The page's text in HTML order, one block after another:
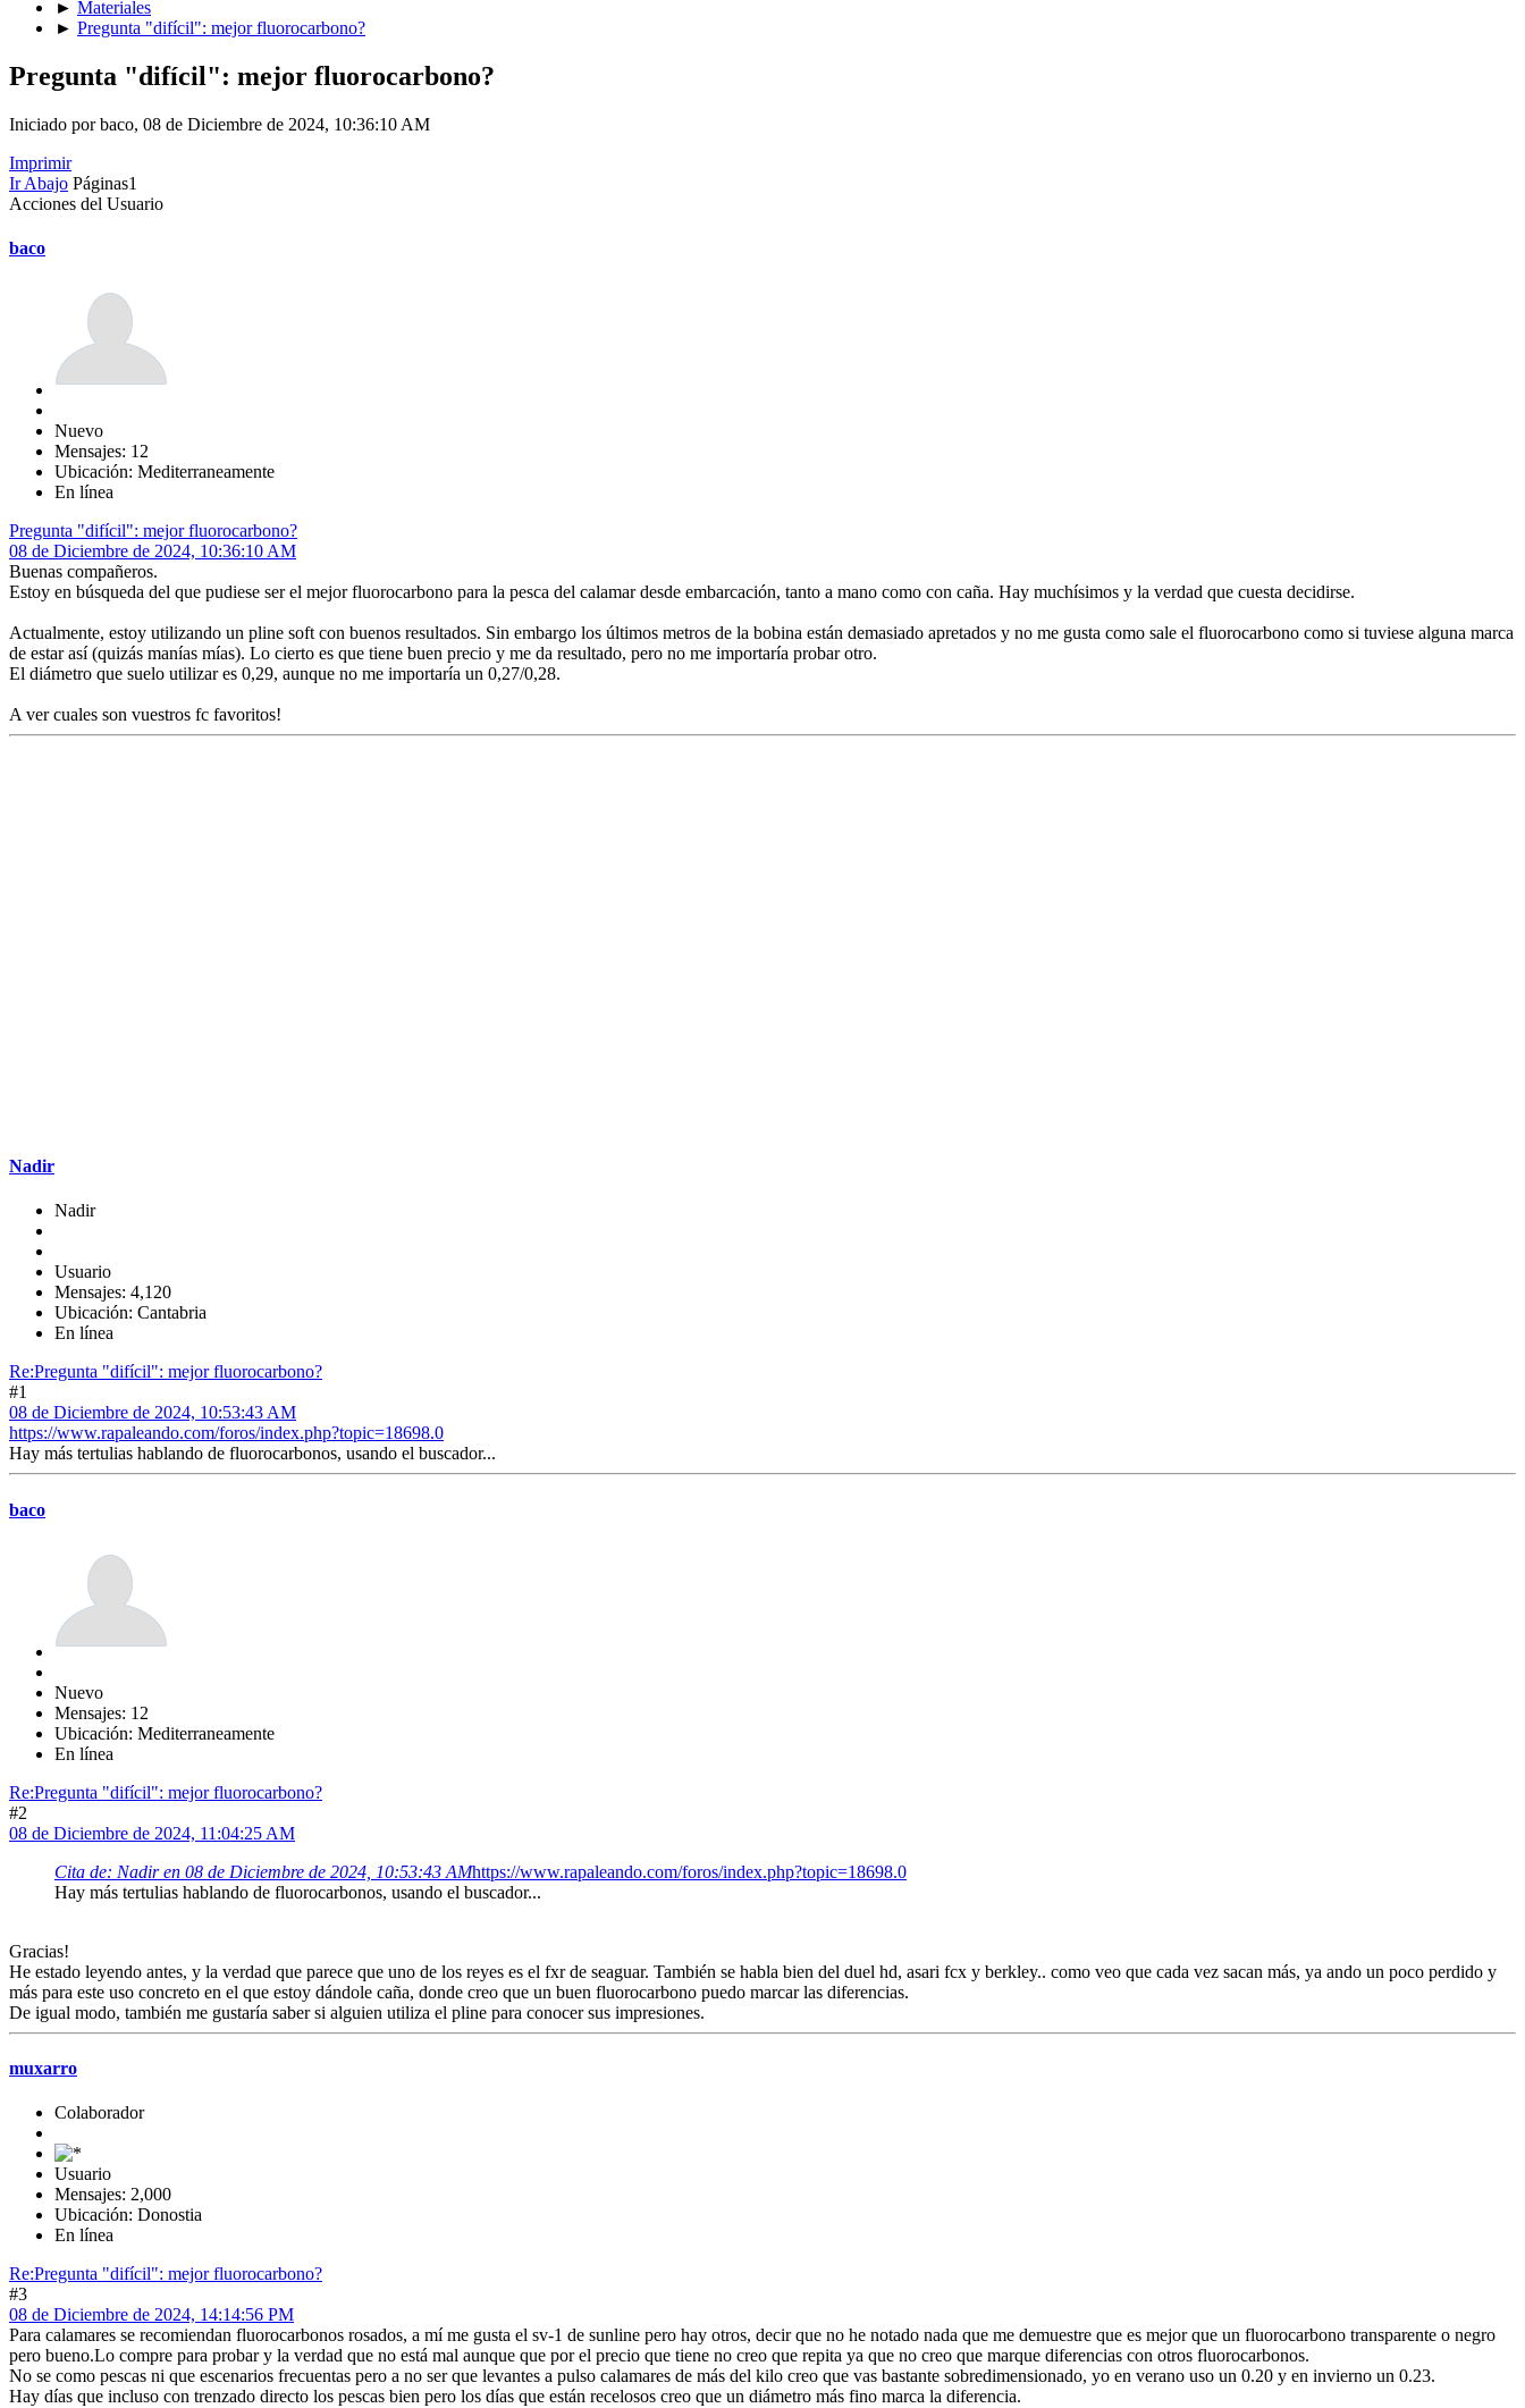
► Materiales
► Pregunta "difícil": mejor fluorocarbono?
Pregunta "difícil": mejor fluorocarbono?
Iniciado por baco, 08 de Diciembre de 2024, 10:36:10 AM
Imprimir
Ir Abajo Páginas1
Acciones del Usuario
baco
Nuevo
Mensajes: 12
Ubicación: Mediterraneamente
En línea
Pregunta "difícil": mejor fluorocarbono?
08 de Diciembre de 2024, 10:36:10 AM
Buenas compañeros.
Estoy en búsqueda del que pudiese ser el mejor fluorocarbono para la pesca del calamar desde embarcación, tanto a mano como con caña. Hay muchísimos y la verdad que cuesta decidirse.
Actualmente, estoy utilizando un pline soft con buenos resultados. Sin embargo los últimos metros de la bobina están demasiado apretados y no me gusta como sale el fluorocarbono como si tuviese alguna marca
de estar así (quizás manías mías). Lo cierto es que tiene buen precio y me da resultado, pero no me importaría probar otro.
El diámetro que suelo utilizar es 0,29, aunque no me importaría un 0,27/0,28.
A ver cuales son vuestros fc favoritos!
Nadir
Nadir
Usuario
Mensajes: 4,120
Ubicación: Cantabria
En línea
Re:Pregunta "difícil": mejor fluorocarbono?
#1
08 de Diciembre de 2024, 10:53:43 AM
https://www.rapaleando.com/foros/index.php?topic=18698.0
Hay más tertulias hablando de fluorocarbonos, usando el buscador...
baco
Nuevo
Mensajes: 12
Ubicación: Mediterraneamente
En línea
Re:Pregunta "difícil": mejor fluorocarbono?
#2
08 de Diciembre de 2024, 11:04:25 AM
Cita de: Nadir en 08 de Diciembre de 2024, 10:53:43 AMhttps://www.rapaleando.com/foros/index.php?topic=18698.0
Hay más tertulias hablando de fluorocarbonos, usando el buscador...
Gracias!
He estado leyendo antes, y la verdad que parece que uno de los reyes es el fxr de seaguar. También se habla bien del duel hd, asari fcx y berkley.. como veo que cada vez sacan más, ya ando un poco perdido y
más para este uso concreto en el que estoy dándole caña, donde creo que un buen fluorocarbono puedo marcar las diferencias.
De igual modo, también me gustaría saber si alguien utiliza el pline para conocer sus impresiones.
muxarro
Colaborador
Usuario
Mensajes: 2,000
Ubicación: Donostia
En línea
Re:Pregunta "difícil": mejor fluorocarbono?
#3
08 de Diciembre de 2024, 14:14:56 PM
Para calamares se recomiendan fluorocarbonos rosados, a mí me gusta el sv-1 de sunline pero hay otros, decir que no he notado nada que me demuestre que es mejor que un fluorocarbono transparente o negro
pero bueno.Lo compre para probar y la verdad que no está mal aunque que por el precio que tiene no creo que repita ya que no creo que marque diferencias con otros fluorocarbonos.
No se como pescas ni que escenarios frecuentas pero a no ser que levantes a pulso calamares de más del kilo creo que vas bastante sobredimensionado, yo en verano uso un 0.20 y en invierno un 0.23.
Hay días que incluso con trenzado directo los pescas bien pero los días que están recelosos creo que un diámetro más fino marca la diferencia.